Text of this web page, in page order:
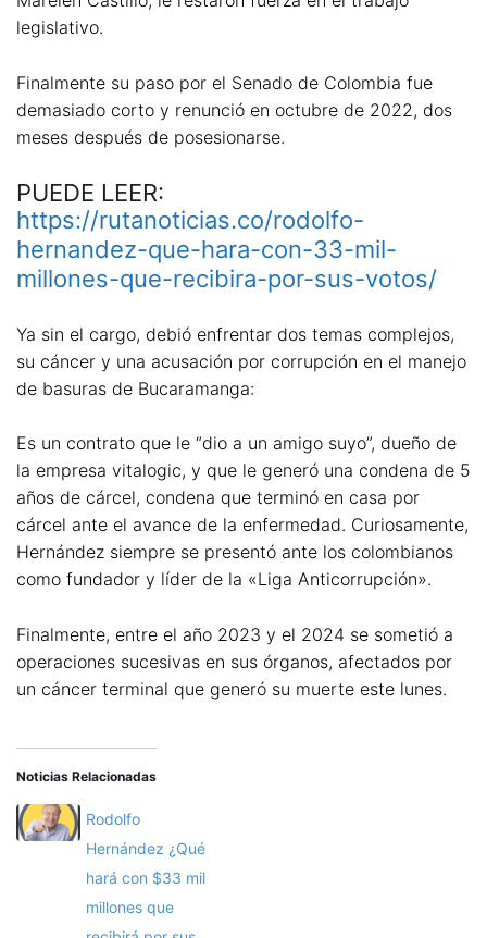
legislativo.
Finalmente su paso por el Senado de Colombia fue
demasiado corto y renunció en octubre de 2022, dos
meses después de posesionarse.
PUEDE LEER:
https://rutanoticias.co/rodolfo-
hernandez-que-hara-con-33-mil-
millones-que-recibira-por-sus-votos/
Ya sin el cargo, debió enfrentar dos temas complejos,
su cáncer y una acusación por corrupción en el manejo
de basuras de Bucaramanga:
Es un contrato que le “dio a un amigo suyo”, dueño de
la empresa vitalogic, y que le generó una condena de 5
años de cárcel, condena que terminó en casa por
cárcel ante el avance de la enfermedad. Curiosamente,
Hernández siempre se presentó ante los colombianos
como fundador y líder de la «Liga Anticorrupción».
Finalmente, entre el año 2023 y el 2024 se sometió a
operaciones sucesivas en sus órganos, afectados por
un cáncer terminal que generó su muerte este lunes.
Noticias Relacionadas
Rodolfo
Hernández ¿Qué
hará con $33 mil
millones que